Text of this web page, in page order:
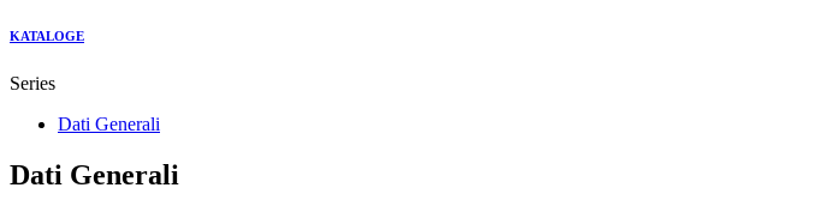
KATALOGE
Series
Dati Generali
Dati Generali